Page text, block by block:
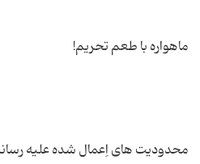
محدودیت های اِعمال شده علیه